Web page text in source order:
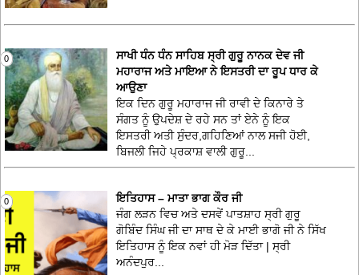
0
ਸਾਖੀ ਧੰਨ ਧੰਨ ਸਾਹਿਬ ਸ੍ਰੀ ਗੁਰੂ ਨਾਨਕ ਦੇਵ ਜੀ
ਮਹਾਰਾਜ ਅਤੇ ਮਾਇਆ ਨੇ ਇਸਤਰੀ ਦਾ ਰੂਪ ਧਾਰ ਕੇ
ਆਉਣਾ
ਇਕ ਦਿਨ ਗੁਰੂ ਮਹਾਰਾਜ ਜੀ ਰਾਵੀ ਦੇ ਕਿਨਾਰੇ ਤੇ
ਸੰਗਤ ਨੂੰ ਉਪਦੇਸ਼ ਦੇ ਰਹੇ ਸਨ ਤਾਂ ਏਨੇ ਨੂੰ ਇਕ
ਇਸਤਰੀ ਅਤੀ ਸੁੰਦਰ,ਗਹਿਣਿਆਂ ਨਾਲ ਸਜੀ ਹੋਈ,
ਬਿਜਲੀ ਜਿਹੇ ਪ੍ਰਕਾਸ਼ ਵਾਲੀ ਗੁਰੂ...
0
ਇਤਿਹਾਸ – ਮਾਤਾ ਭਾਗ ਕੌਰ ਜੀ
ਜੰਗ ਲੜਨ ਵਿਚ ਅਤੇ ਦਸਵੇਂ ਪਾਤਸ਼ਾਹ ਸ੍ਰੀ ਗੁਰੂ
ਗੋਬਿੰਦ ਸਿੰਘ ਜੀ ਦਾ ਸਾਥ ਦੇ ਕੇ ਮਾਈ ਭਾਗੋ ਜੀ ਨੇ ਸਿੱਖ
ਇਤਿਹਾਸ ਨੂੰ ਇਕ ਨਵਾਂ ਹੀ ਮੋੜ ਦਿੱਤਾ | ਸ੍ਰੀ
ਅਨੰਦਪੁਰ...